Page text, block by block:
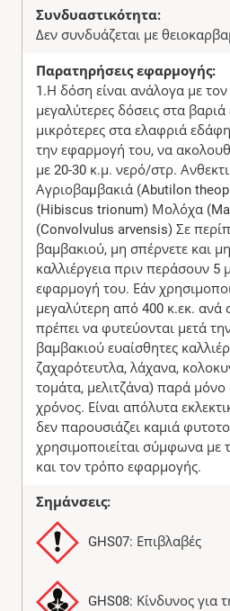
Συνδυαστικότητα:
Δεν συνδυάζεται με
Παρατηρήσεις εφαρμογής:
1.Η δόση είναι ανάλογα με
μεγαλύτερες δόσεις στα
μικρότερες στα ελαφριά
την εφαρμογή του, να
με 20-30 κ.μ. νερό/στρ.
Αγριοβαµβακιά (Abutilon
(Hibiscus trionum) Μολόχα
(Convolvulus arvensis) Σε
βαμβακιού, μη σπέρνετε και
καλλιέργεια πριν περάσουν 5
εφαρμογή του. Εάν
μεγαλύτερη από 400 κ.εκ. ανά
πρέπει να φυτεύονται μετά
βαμβακιού ευαίσθητες
ζαχαρότευτλα, λάχανα,
τομάτα, μελιτζάνα) παρά
χρόνος. Είναι απόλυτα
δεν παρουσιάζει καμιά
χρησιμοποιείται σύμφωνα με
και τον τρόπο εφαρμογής.
Σημάνσεις:
GHS07: Επιβλαβές
GHS08: Κίνδυνος για